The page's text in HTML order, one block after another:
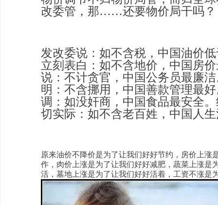
改委管，那……还要物价局干吗？
发改委说：如不含税，中国油价
立刻表白：如不含地价，中国房
说：不计贪官，中国公务员最廉
明：不含挪用，中国善款管理最
调：如没奸商，中国食品最安全
切实际：如不含老百姓，中国人
原来油价不降价是为了让我们好好节约，房价上涨
作，肉价上涨是为了让我们好好减肥，蔬菜上涨是
活，墓地上涨是为了让我们好好活着，工资不涨是